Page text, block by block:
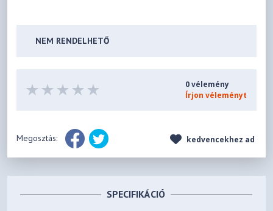
NEM RENDELHETŐ
0 vélemény
Írjon véleményt
Megosztás: kedvencekhez ad
SPECIFIKÁCIÓ